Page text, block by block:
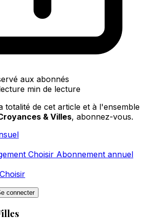
aux abonnés
min de lecture
totalité de cet article et à l'ensemble
& Villes, abonnez-vous.
Choisir Abonnement annuel
Choisir
connecter